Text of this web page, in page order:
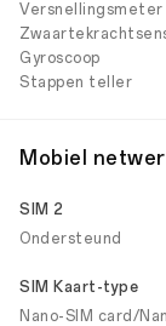
Versnellingsmeter
Gyroscoop
Stappen teller
Mobiel
SIM 2
Ondersteund
SIM Kaart-type
Nano-SIM card/